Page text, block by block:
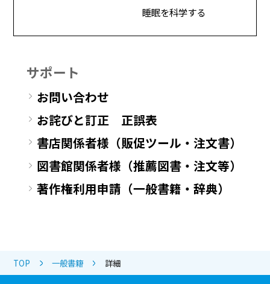
睡眠を科学する
サポート
お問い合わせ
お詫びと訂正 正誤表
書店関係者様（販促ツール・注文書）
図書館関係者様（推薦図書・注文等）
著作権利用申請（一般書籍・辞典）
TOP 一般書籍 詳細